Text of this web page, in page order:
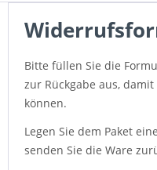
Bitte füllen Sie die
zur Rückgabe aus,
können.
Legen Sie dem Paket
senden Sie die Ware